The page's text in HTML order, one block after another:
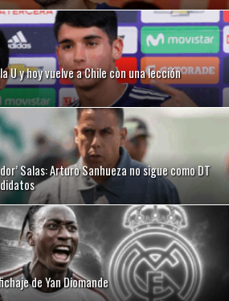
U y hoy vuelve a Chile con una lección
Salas: Arturo Sanhueza no sigue como DT
de Yan Diomande